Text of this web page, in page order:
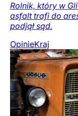
Rolnik, który w
asfalt trafi do
podjął sąd.
OpinieKraj